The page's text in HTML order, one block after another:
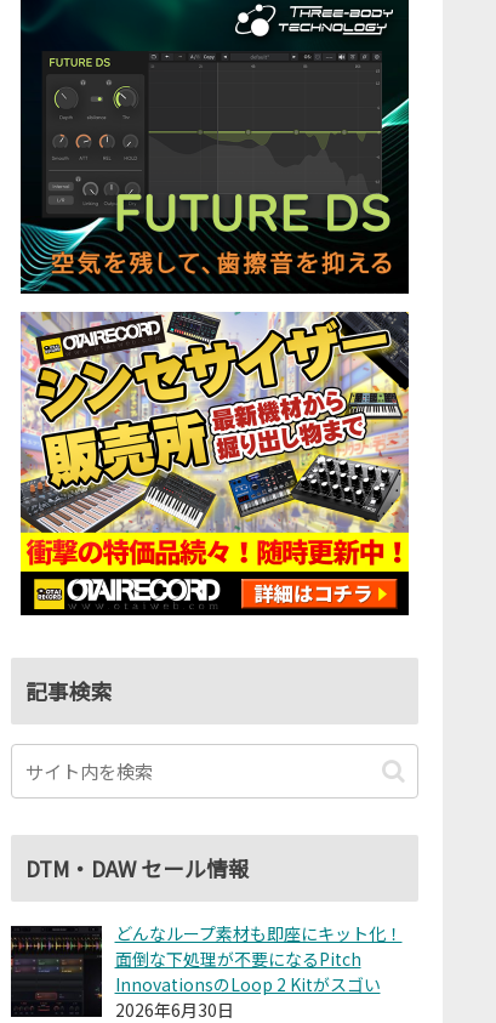
記事検索
DTM・DAW セール情報
どんなループ素材も即座にキット化！
面倒な下処理が不要になるPitch
InnovationsのLoop 2 Kitがスゴい
2026年6月30日